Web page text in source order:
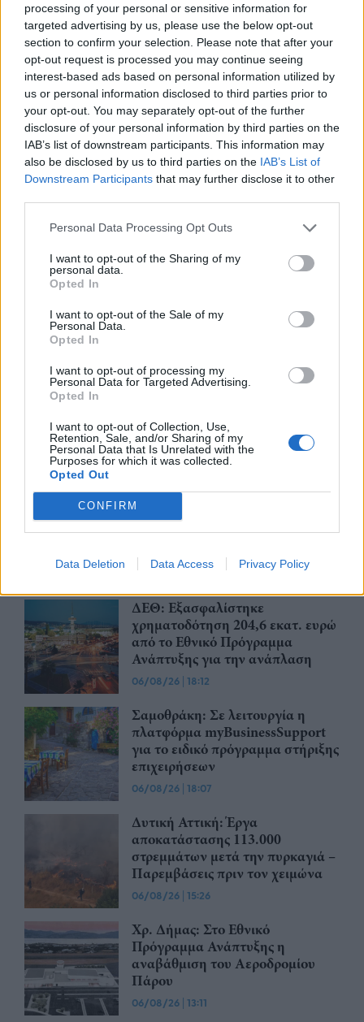
processing of your personal or sensitive information for
targeted advertising by us, please use the below opt-out
section to confirm your selection. Please note that after your
opt-out request is processed you may continue seeing
interest-based ads based on personal information utilized by
us or personal information disclosed to third parties prior to
your opt-out. You may separately opt-out of the further
disclosure of your personal information by third parties on the
IAB’s list of downstream participants. This information may
also be disclosed by us to third parties on the IAB’s List of
Downstream Participants that may further disclose it to other
Personal Data Processing Opt Outs
I want to opt-out of the Sharing of my
personal data.
Opted In
I want to opt-out of the Sale of my
Personal Data.
Opted In
I want to opt-out of processing my
Personal Data for Targeted Advertising.
Opted In
I want to opt-out of Collection, Use,
Retention, Sale, and/or Sharing of my
Personal Data that Is Unrelated with the
Purposes for which it was collected.
Opted Out
CONFIRM
Data Deletion Data Access Privacy Policy
TP Greece: Πώς διαμορφώνεται το
μέλλον του Insurance στην εποχή του AI
Advertorial
Περισσότερα από το
ΔΕΘ: Εξασφαλίστηκε
χρηματοδότηση 204,6 εκατ. ευρώ
από το Εθνικό Πρόγραμμα
Ανάπτυξης για την ανάπλαση
06/08/26 | 18:12
Σαμοθράκη: Σε λειτουργία η
πλατφόρμα myBusinessSupport
για το ειδικό πρόγραμμα στήριξης
επιχειρήσεων
06/08/26 | 18:07
Δυτική Αττική: Έργα
αποκατάστασης 113.000
στρεμμάτων μετά την πυρκαγιά –
Παρεμβάσεις πριν τον χειμώνα
06/08/26 | 15:26
Χρ. Δήμας: Στο Εθνικό
Πρόγραμμα Ανάπτυξης η
αναβάθμιση του Αεροδρομίου
Πάρου
06/08/26 | 13:11